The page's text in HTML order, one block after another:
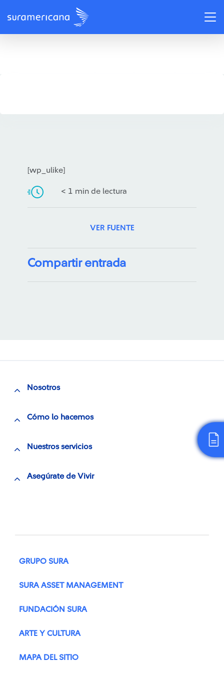
[wp_ulike]
< 1 min de lectura
VER FUENTE
Compartir entrada
Nosotros
Cómo lo hacemos
Nuestros servicios
Asegúrate de Vivir
GRUPO SURA
SURA ASSET MANAGEMENT
FUNDACIÓN SURA
ARTE Y CULTURA
MAPA DEL SITIO